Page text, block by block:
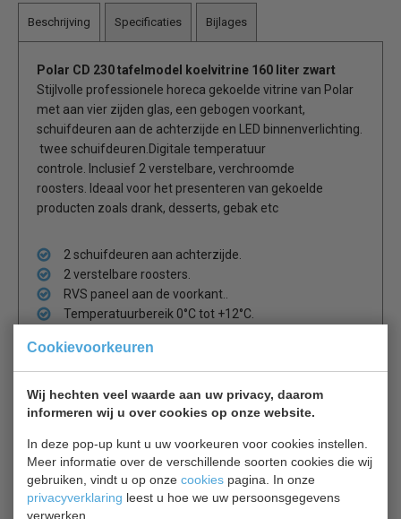
Cookievoorkeuren
Wij hechten veel waarde aan uw privacy, daarom
informeren wij u over cookies op onze website.
In deze pop-up kunt u uw voorkeuren voor cookies instellen.
Meer informatie over de verschillende soorten cookies die wij
gebruiken, vindt u op onze cookies pagina. In onze
privacyverklaring leest u hoe we uw persoonsgegevens
verwerken.
Beschrijving Specificaties Bijlages
Polar CD 230 tafelmodel koelvitrine 160 liter zwart
Stijlvolle professionele horeca gekoelde vitrine van Polar
met aan vier zijden glas, een gebogen voorkant,
schuifdeuren aan de achterzijde en LED binnenverlichting.
twee schuifdeuren.Digitale temperatuur
controle. Inclusief 2 verstelbare, verchroomde
roosters. Ideaal voor het presenteren van gekoelde
producten zoals drank, desserts, gebak etc
2 schuifdeuren aan achterzijde.
2 verstelbare roosters.
RVS paneel aan de voorkant..
Temperatuurbereik 0°C tot +12°C.
Is dit iets voor jou?
Mini-koelvitrine 78L